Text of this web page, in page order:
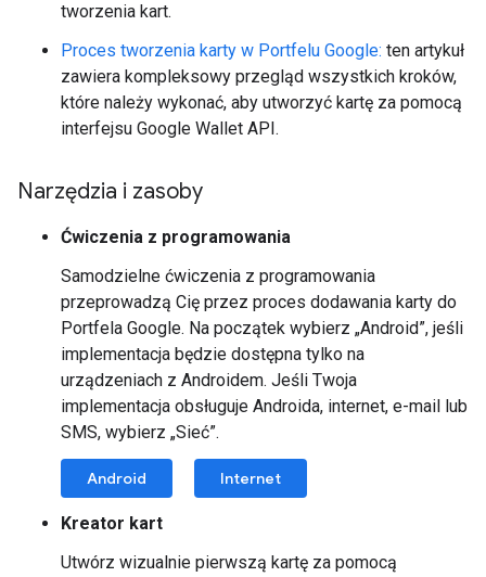
tworzenia kart.
Proces tworzenia karty w Portfelu Google: ten artykuł
zawiera kompleksowy przegląd wszystkich kroków,
które należy wykonać, aby utworzyć kartę za pomocą
interfejsu Google Wallet API.
Narzędzia i zasoby
Ćwiczenia z programowania
Samodzielne ćwiczenia z programowania
przeprowadzą Cię przez proces dodawania karty do
Portfela Google. Na początek wybierz „Android”, jeśli
implementacja będzie dostępna tylko na
urządzeniach z Androidem. Jeśli Twoja
implementacja obsługuje Androida, internet, e-mail lub
SMS, wybierz „Sieć”.
Android Internet
Kreator kart
Utwórz wizualnie pierwszą kartę za pomocą